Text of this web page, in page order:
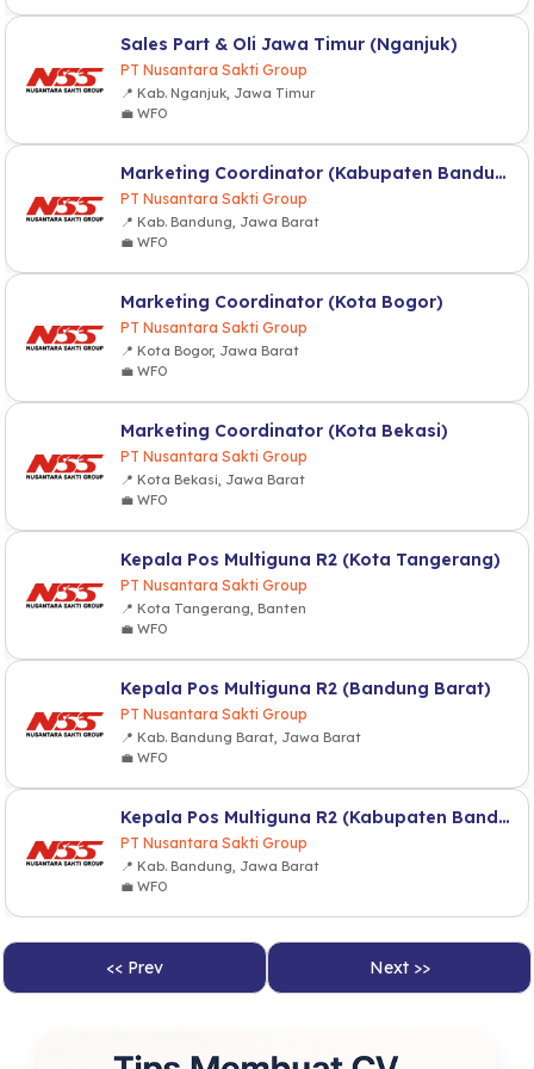
Sales Part & Oli Jawa Timur (Nganjuk)
PT Nusantara Sakti Group
📍 Kab. Nganjuk, Jawa Timur
💼 WFO
Marketing Coordinator (Kabupaten Bandung)
PT Nusantara Sakti Group
📍 Kab. Bandung, Jawa Barat
💼 WFO
Marketing Coordinator (Kota Bogor)
PT Nusantara Sakti Group
📍 Kota Bogor, Jawa Barat
💼 WFO
Marketing Coordinator (Kota Bekasi)
PT Nusantara Sakti Group
📍 Kota Bekasi, Jawa Barat
💼 WFO
Kepala Pos Multiguna R2 (Kota Tangerang)
PT Nusantara Sakti Group
📍 Kota Tangerang, Banten
💼 WFO
Kepala Pos Multiguna R2 (Bandung Barat)
PT Nusantara Sakti Group
📍 Kab. Bandung Barat, Jawa Barat
💼 WFO
Kepala Pos Multiguna R2 (Kabupaten Bandung)
PT Nusantara Sakti Group
📍 Kab. Bandung, Jawa Barat
💼 WFO
<< Prev Next >>